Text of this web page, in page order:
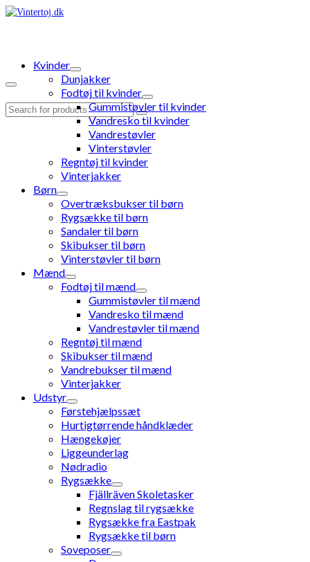
Search
Kvinder
Dunjakker
Fodtøj til kvinder
Gummistøvler til kvinder
Vandresko til kvinder
Vandrestøvler
Vinterstøvler
Regntøj til kvinder
Vinterjakker
Børn
Overtræksbukser til børn
Rygsække til børn
Sandaler til børn
Skibukser til børn
Vinterstøvler til børn
Mænd
Fodtøj til mænd
Gummistøvler til mænd
Vandresko til mænd
Vandrestøvler til mænd
Regntøj til mænd
Skibukser til mænd
Vandrebukser til mænd
Vinterjakker
Udstyr
Førstehjælpssæt
Hurtigtørrende håndklæder
Hængekøjer
Liggeunderlag
Nødradio
Rygsække
Fjällräven Skoletasker
Regnslag til rygsække
Rygsække fra Eastpak
Rygsække til børn
Soveposer